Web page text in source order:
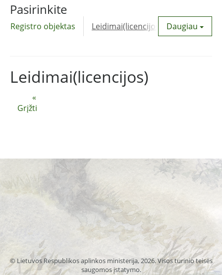
Pasirinkite
Registro objektas Leidimai(licencijos) Daugiau
«
Grįžti
Leidimai(licencijos)
© Lietuvos Respublikos aplinkos ministerija, 2026. Visos turinio teisės
saugomos įstatymo.